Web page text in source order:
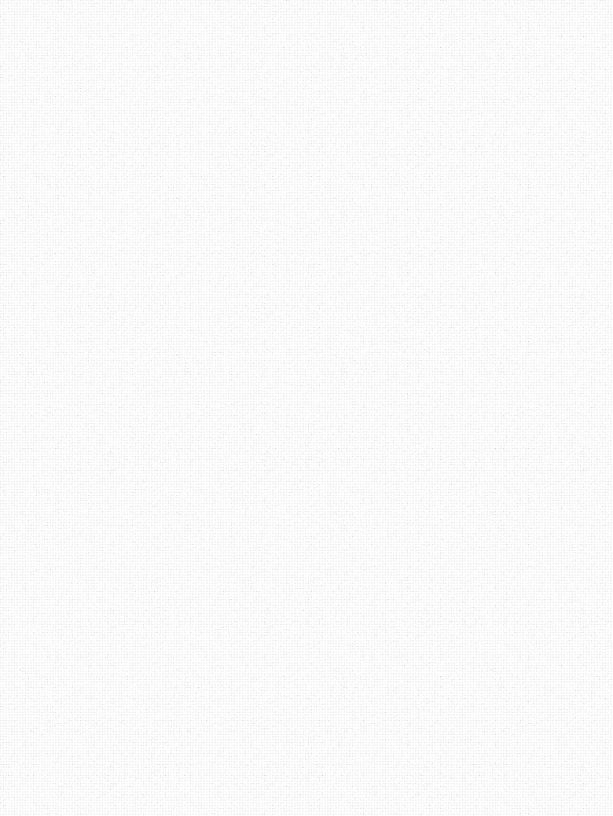
Justeru, dalam apa jua bentuk komunikasi, kita perlu
fokus dan memberi sepenuh tumpuan supaya kita tidak akan
melakukan kesilapan. Baik di pejabat, sekolah, padang
mahupun di ruangan sosial - internet, telefon kita perlu
mengamalkan konsep komunikasi berkesan.
Aku juga kadang - kadang berasa geram kalau pelajar tidak
melakukan apa yang di suruh, seolah - olah tiada arahan
yang di keluarkan sebelumnya. Adakah tidak faham, atau
sengaja tidak mahu mengendahkannya. Sebagai contoh, Ujian
1 akan bermula jam 2 petang, dan akan mengambil masa 1
jam sahaja. Tapi malangnya, pelajar pertama yang hadir
jam 2.25 petang.
Bagi aku, arahan yang mudah untuk di fahami. Ujian akan
bermula jam 2, dan akan tamat jam 3. Jika anda gagal
datang pada masa yang di tetapkan, tiada istilah kejam
kalau anda tidak dapat menyelesaikan semua soalan, kerana
masalah itu datang dari anda. Walaupun aku masih
mempunyai toleransi, tapi dalam hal - hal begini, bukan
masa yang sesuai untuk memikirkan definisi toleransi.
Berbalik kepada perbincangan di atas, beri tumpuan dalam
menerima arahan atau maklumat amat penting, dan ia dapat
mengelakkan diri dari pelbagai masalah. Cabaran dalam
mewujudkan komunikasi berkesan boleh di atasi sekiranya
kita tahu apa yang perlu di lakukan. Apa kata anda? :D